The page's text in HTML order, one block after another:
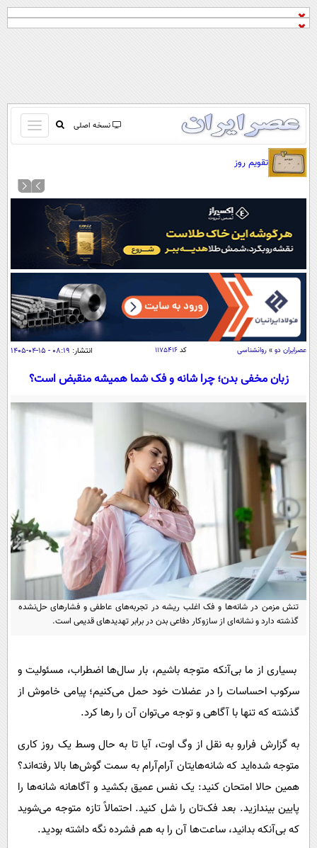
نسخه اصلی
باز
و
کردن
منو
نظرسنجی
آب و هوا
سواد زندگی
سیاسی
اقتصاد
جامعه
سلامت
یک برش دانایی
محیط زیست
سفر و تفریح
سیاست خارجی
فرهنگ و هنر
علم و دانش
فناوری و It
علمی
اخبار کریپتو
قرآن
گوناگون
سرگرمی
باشگاه مغز
مجله تصویری سلاح
فیلم
اقتصاد
ورزش
سیاست
فناوری
گوناگون
حوادث
محیط زیست
سلامت
بین الملل
عصر ایران 2
خواندنی ها و دیدنی ها
داستان کوتاه
روانشناسی
آشپزی
دانلود
آموزش زبان
تقویم روز
عصرايران دو » روانشناسی کد ۱۱۷۵۴۱۶ انتشار: ۰۸:۱۹ - ۱۵-۰۴-۱۴۰۵
زبان مخفی بدن؛ چرا شانه و فک شما همیشه منقبض است؟
تنش مزمن در شانه‌ها و فک اغلب ریشه در تجربه‌های عاطفی و فشارهای حل‌نشده
گذشته دارد و نشانه‌ای از سازوکار دفاعی بدن در برابر تهدیدهای قدیمی است.
بسیاری از ما بی‌آنکه متوجه باشیم، بار سال‌ها اضطراب، مسئولیت و
سرکوب احساسات را در عضلات خود حمل می‌کنیم؛ پیامی خاموش از
گذشته که تنها با آگاهی و توجه می‌توان آن را رها کرد.
به گزارش فرارو به نقل از وگ اوت، آیا تا به حال وسط یک روز کاری
متوجه شده‌اید که شانه‌هایتان آرام‌آرام به سمت گوش‌ها بالا رفته‌اند؟
همین حالا امتحان کنید: یک نفس عمیق بکشید و آگاهانه شانه‌ها را
پایین بیندازید. بعد فک‌تان را شل کنید. احتمالاً تازه متوجه می‌شوید
که بی‌آنکه بدانید، ساعت‌ها آن را به هم فشرده نگه داشته بودید.